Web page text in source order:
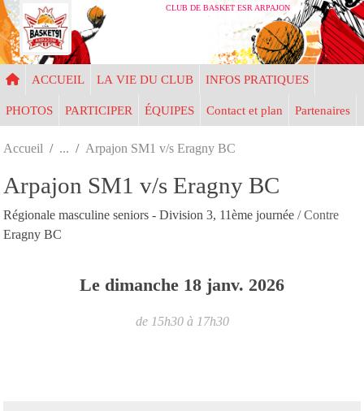
CLUB DE BASKET ESR ARPAJON
ACCUEIL LA VIE DU CLUB INFOS PRATIQUES
PHOTOS PARTICIPER ÉQUIPES Contact et plan Partenaires
Accueil Arpajon SM1 v/s Eragny BC
Arpajon SM1 v/s Eragny BC
Régionale masculine seniors - Division 3, 11ème journée / Contre
Eragny BC
Le dimanche 18 janv. 2026
de 15h30 à 17h30
Panneau de gestion des cookies